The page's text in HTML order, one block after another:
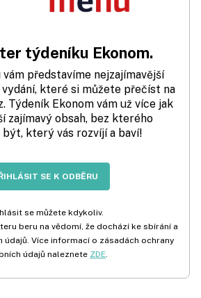
týdeníku Ekonom.
vám představíme nejzajímavější
které si můžete přečíst na
Týdeník Ekonom vám už více jak
zajímavý obsah, bez kterého
být, který vás rozvíjí a baví!
SE K ODBĚRU
se můžete kdykoliv.
beru na vědomí, že dochází ke sbírání a
údajů. Více informací o zásadách ochrany
údajů naleznete ZDE.